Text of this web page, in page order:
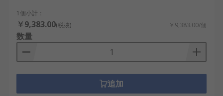
1個小計：
￥9,383.00(税抜) ￥9,383.00/個
数量
追加